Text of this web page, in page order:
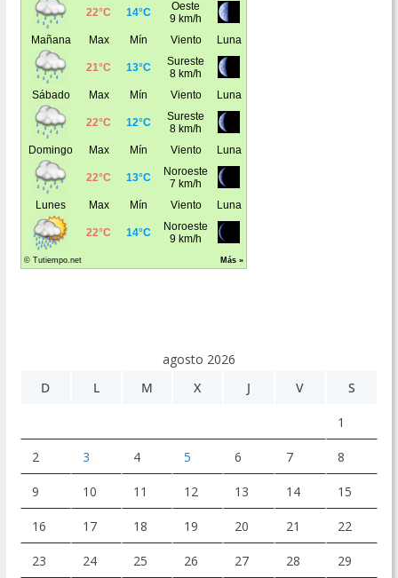
agosto 2026
D
L M X J V S
1
2 3 4 5 6 7 8
9 10 11 12 13 14 15
16 17 18 19 20 21 22
23 24 25 26 27 28 29